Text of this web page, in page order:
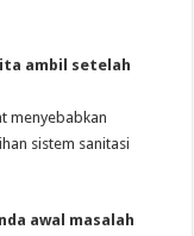
ambil setelah
menyebabkan
sistem sanitasi
awal masalah